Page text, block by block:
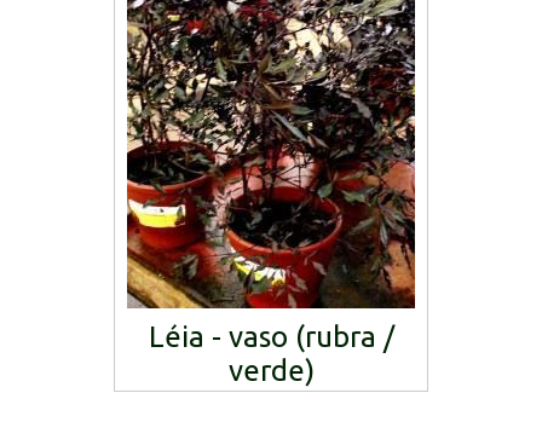
Léia - vaso (rubra /
verde)